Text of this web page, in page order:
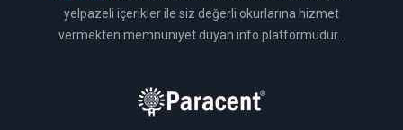
yelpazeli içerikler ile siz değerli okurlarına hizmet
vermekten memnuniyet duyan info platformudur...